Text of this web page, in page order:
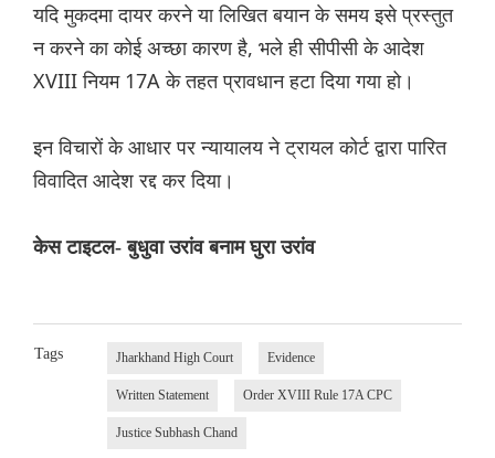
यदि मुकदमा दायर करने या लिखित बयान के समय इसे प्रस्तुत
न करने का कोई अच्छा कारण है, भले ही सीपीसी के आदेश
XVIII नियम 17A के तहत प्रावधान हटा दिया गया हो।
इन विचारों के आधार पर न्यायालय ने ट्रायल कोर्ट द्वारा पारित
विवादित आदेश रद्द कर दिया।
केस टाइटल- बुधुवा उरांव बनाम घुरा उरांव
Tags Jharkhand High Court Evidence
Written Statement Order XVIII Rule 17A CPC
Justice Subhash Chand